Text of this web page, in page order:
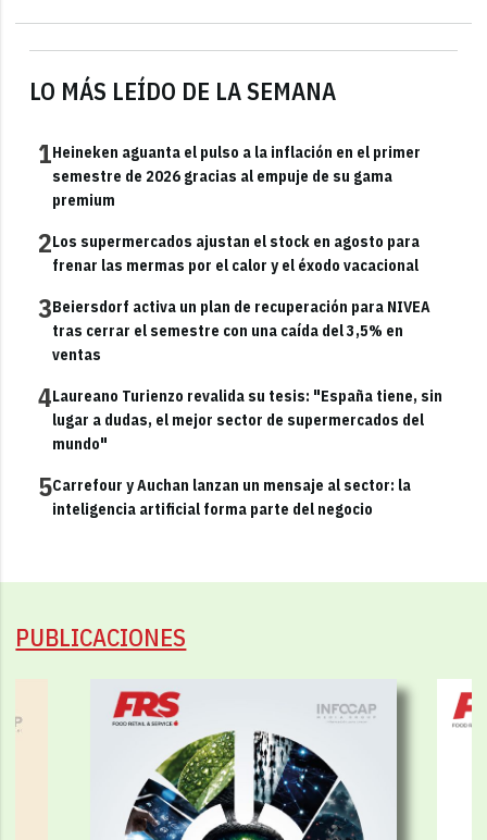
LO MÁS LEÍDO DE LA SEMANA
1Heineken aguanta el pulso a la inflación en el primer
semestre de 2026 gracias al empuje de su gama
premium
2Los supermercados ajustan el stock en agosto para
frenar las mermas por el calor y el éxodo vacacional
3Beiersdorf activa un plan de recuperación para NIVEA
tras cerrar el semestre con una caída del 3,5% en
ventas
4Laureano Turienzo revalida su tesis: "España tiene, sin
lugar a dudas, el mejor sector de supermercados del
mundo"
5Carrefour y Auchan lanzan un mensaje al sector: la
inteligencia artificial forma parte del negocio
PUBLICACIONES